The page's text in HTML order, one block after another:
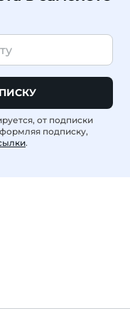
от подписки
подписку,
.